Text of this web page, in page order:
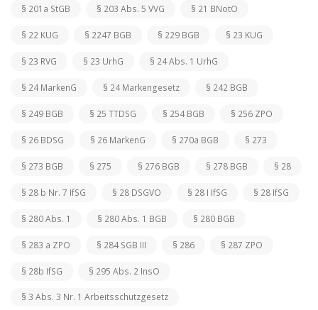
§ 201a StGB § 203 Abs. 5 VVG § 21 BNotO
§ 22 KUG § 2247 BGB § 229 BGB § 23 KUG
§ 23 RVG § 23 UrhG § 24 Abs. 1 UrhG
§ 24 MarkenG § 24 Markengesetz § 242 BGB
§ 249 BGB § 25 TTDSG § 254 BGB § 256 ZPO
§ 26 BDSG § 26 MarkenG § 270a BGB § 273
§ 273 BGB § 275 § 276 BGB § 278 BGB § 28
§ 28 b Nr. 7 IfSG § 28 DSGVO § 28 I IfSG § 28 IfSG
§ 280 Abs. 1 § 280 Abs. 1 BGB § 280 BGB
§ 283 a ZPO § 284 SGB III § 286 § 287 ZPO
§ 28b IfSG § 295 Abs. 2 InsO
§ 3 Abs. 3 Nr. 1 Arbeitsschutzgesetz